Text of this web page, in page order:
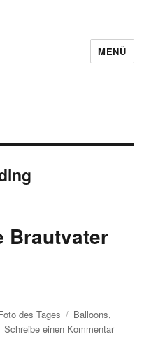
MENÜ
Brautvater
des Tages Schlagwörter
Balloons,
Schreibe einen Kommentarzu